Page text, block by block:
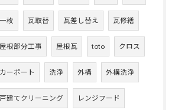
一枚 瓦取替 瓦差し替え 瓦修繕
屋根部分工事 屋根瓦 toto クロス
カーポート 洗浄 外構 外構洗浄
戸建てクリーニング レンジフード